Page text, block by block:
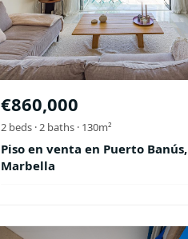
€860,000
2 beds ·2 baths · 130m²
Piso en venta en Puerto Banús,
Marbella